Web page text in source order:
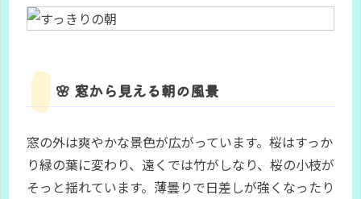
🌸 窓から見える朝の風景
窓の外は爽やかな景色が広がっています。桜はすっか
り緑の葉に変わり、遠くでは竹がしなり、桜の小枝が
そっと揺れています。薄曇りで日差しが強くなったり